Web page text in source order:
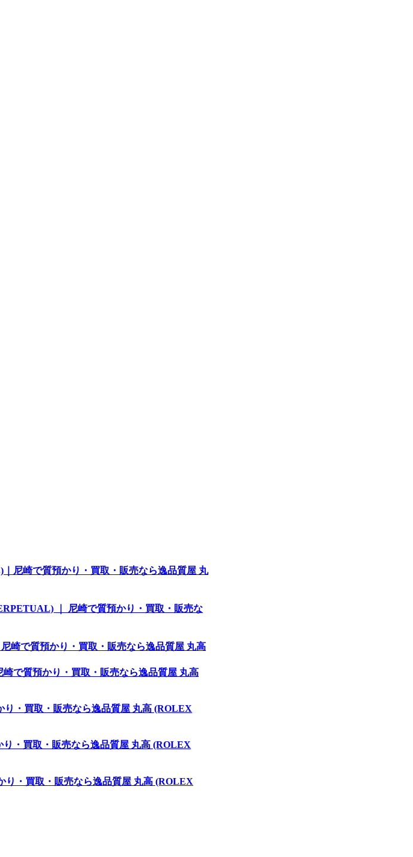
尼崎で質預かり・買取・販売なら逸品質屋 丸
｜ 尼崎で質預かり・買取・販売な
崎で質預かり・買取・販売なら逸品質屋 丸高
崎で質預かり・買取・販売なら逸品質屋 丸高
り・買取・販売なら逸品質屋 丸高 (ROLEX
り・買取・販売なら逸品質屋 丸高 (ROLEX
り・買取・販売なら逸品質屋 丸高 (ROLEX